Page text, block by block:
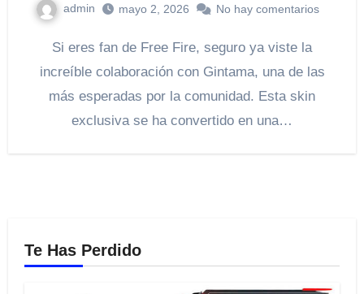
admin mayo 2, 2026 No hay comentarios
Si eres fan de Free Fire, seguro ya viste la
increíble colaboración con Gintama, una de las
más esperadas por la comunidad. Esta skin
exclusiva se ha convertido en una…
Te Has Perdido